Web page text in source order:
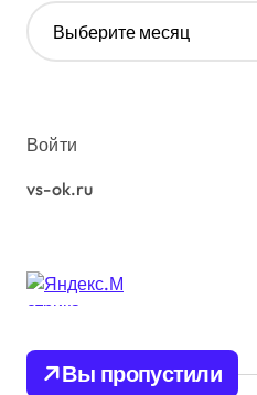
А
р
ы
Войти
vs-ok.ru
Вы пропустили